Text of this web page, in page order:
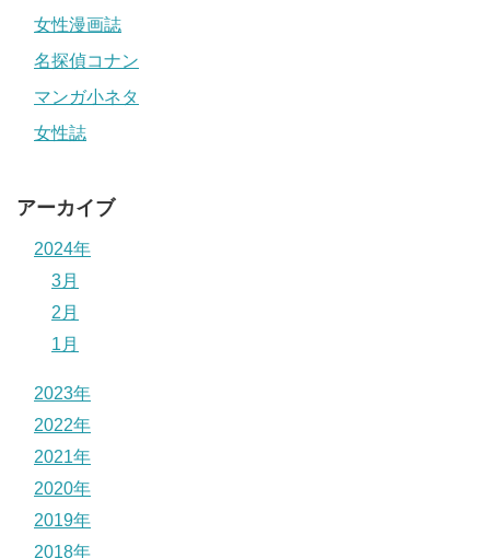
つまりこれからの活躍に期待できる方ということです！！
ですので詳細なプロフィールはまた後程の機会ということ
関連記事
七月鏡一先生の顔画像は？
七月鏡一先生の顔画像は現在調査中です。
関連記事
関連記事
女性漫画誌
名探偵コナン
マンガ小ネタ
女性誌
アーカイブ
2024年
3月
2月
1月
2023年
2022年
2021年
2020年
2019年
2018年